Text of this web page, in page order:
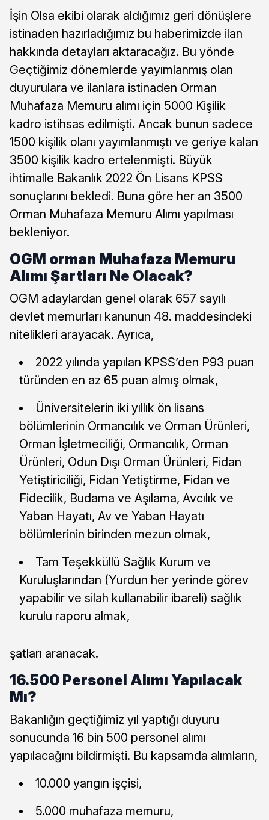
İşin Olsa ekibi olarak aldığımız geri dönüşlere
istinaden hazırladığımız bu haberimizde ilan
hakkında detayları aktaracağız. Bu yönde
Geçtiğimiz dönemlerde yayımlanmış olan
duyurulara ve ilanlara istinaden Orman
Muhafaza Memuru alımı için 5000 Kişilik
kadro istihsas edilmişti. Ancak bunun sadece
1500 kişilik olanı yayımlanmıştı ve geriye kalan
3500 kişilik kadro ertelenmişti. Büyük
ihtimalle Bakanlık 2022 Ön Lisans KPSS
sonuçlarını bekledi. Buna göre her an 3500
Orman Muhafaza Memuru Alımı yapılması
bekleniyor.
OGM orman Muhafaza Memuru
Alımı Şartları Ne Olacak?
OGM adaylardan genel olarak 657 sayılı
devlet memurları kanunun 48. maddesindeki
nitelikleri arayacak. Ayrıca,
2022 yılında yapılan KPSS’den P93 puan
türünden en az 65 puan almış olmak,
Üniversitelerin iki yıllık ön lisans
bölümlerinin Ormancılık ve Orman Ürünleri,
Orman İşletmeciliği, Ormancılık, Orman
Ürünleri, Odun Dışı Orman Ürünleri, Fidan
Yetiştiriciliği, Fidan Yetiştirme, Fidan ve
Fidecilik, Budama ve Aşılama, Avcılık ve
Yaban Hayatı, Av ve Yaban Hayatı
bölümlerinin birinden mezun olmak,
Tam Teşekküllü Sağlık Kurum ve
Kuruluşlarından (Yurdun her yerinde görev
yapabilir ve silah kullanabilir ibareli) sağlık
kurulu raporu almak,
şatları aranacak.
16.500 Personel Alımı Yapılacak
Mı?
Bakanlığın geçtiğimiz yıl yaptığı duyuru
sonucunda 16 bin 500 personel alımı
yapılacağını bildirmişti. Bu kapsamda alımların,
10.000 yangın işçisi,
5.000 muhafaza memuru,